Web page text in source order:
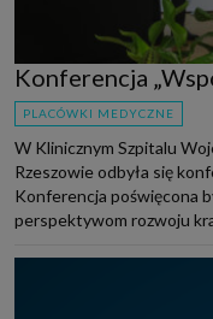
Konferencja
PLACÓWKI MEDYCZNE
W Klinicznym Szpitalu
Rzeszowie odbyła się
Konferencja poświęcona
perspektywom rozwoju